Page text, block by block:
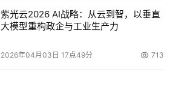
紫光云2026 AI战略：从云到智，以垂直
大模型重构政企与工业生产力
2026年04月03日 17点49分 713